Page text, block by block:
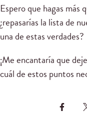
Espero que hagas más
¿repasarías la lista de
una de estas verdades?
¡Me encantaría que
cuál de estos puntos